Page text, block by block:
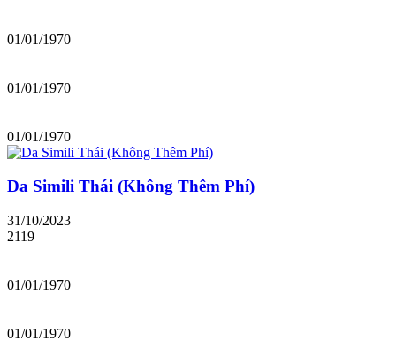
01/01/1970
01/01/1970
01/01/1970
Da Simili Thái (Không Thêm Phí)
31/10/2023
2119
01/01/1970
01/01/1970